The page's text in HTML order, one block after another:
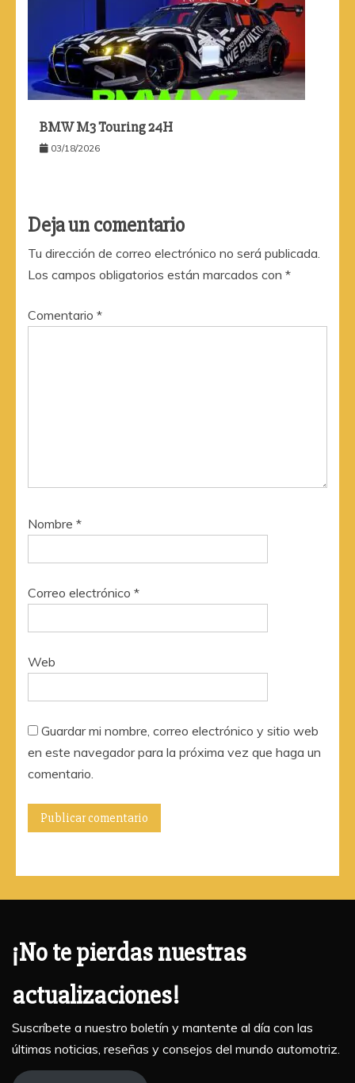
BMW M3 Touring 24H
03/18/2026
Deja un comentario
Tu dirección de correo electrónico no será publicada.
Los campos obligatorios están marcados con *
Comentario *
Nombre *
Correo electrónico *
Web
Guardar mi nombre, correo electrónico y sitio web
en este navegador para la próxima vez que haga un
comentario.
¡No te pierdas nuestras
actualizaciones!
Suscríbete a nuestro boletín y mantente al día con las
últimas noticias, reseñas y consejos del mundo automotriz.